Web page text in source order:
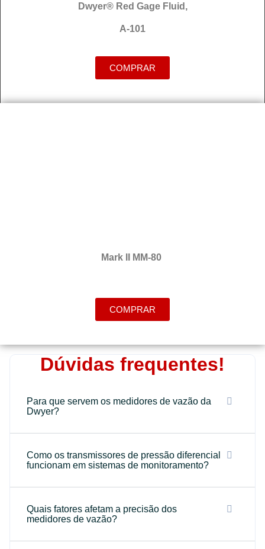
Dwyer® Red Gage Fluid,
A-101
COMPRAR
Mark II MM-80
COMPRAR
Dúvidas frequentes!
Para que servem os medidores de vazão da
Dwyer?
Como os transmissores de pressão diferencial
funcionam em sistemas de monitoramento?
Quais fatores afetam a precisão dos
medidores de vazão?